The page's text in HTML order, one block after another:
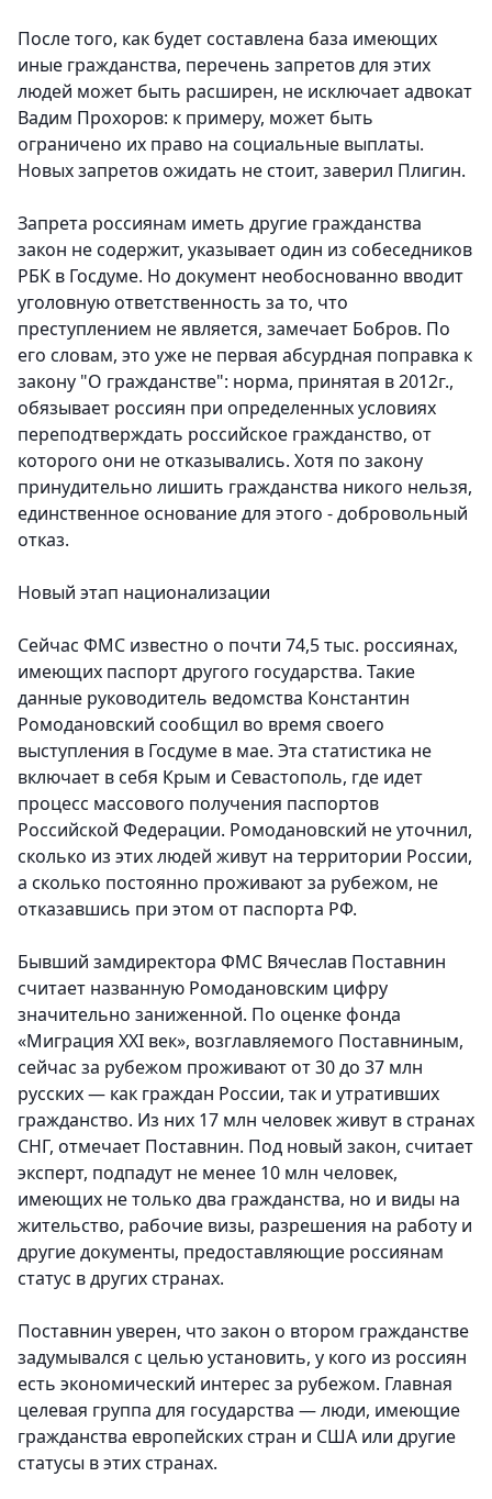
После того, как будет составлена база имеющих
иные гражданства, перечень запретов для этих
людей может быть расширен, не исключает адвокат
Вадим Прохоров: к примеру, может быть
ограничено их право на социальные выплаты.
Новых запретов ожидать не стоит, заверил Плигин.
Запрета россиянам иметь другие гражданства
закон не содержит, указывает один из собеседников
РБК в Госдуме. Но документ необоснованно вводит
уголовную ответственность за то, что
преступлением не является, замечает Бобров. По
его словам, это уже не первая абсурдная поправка к
закону "О гражданстве": норма, принятая в 2012г.,
обязывает россиян при определенных условиях
переподтверждать российское гражданство, от
которого они не отказывались. Хотя по закону
принудительно лишить гражданства никого нельзя,
единственное основание для этого - добровольный
отказ.
Новый этап национализации
Сейчас ФМС известно о почти 74,5 тыс. россиянах,
имеющих паспорт другого государства. Такие
данные руководитель ведомства Константин
Ромодановский сообщил во время своего
выступления в Госдуме в мае. Эта статистика не
включает в себя Крым и Севастополь, где идет
процесс массового получения паспортов
Российской Федерации. Ромодановский не уточнил,
сколько из этих людей живут на территории России,
а сколько постоянно проживают за рубежом, не
отказавшись при этом от паспорта РФ.
Бывший замдиректора ФМС Вячеслав Поставнин
считает названную Ромодановским цифру
значительно заниженной. По оценке фонда
«Миграция XXI век», возглавляемого Поставниным,
сейчас за рубежом проживают от 30 до 37 млн
русских — как граждан России, так и утративших
гражданство. Из них 17 млн человек живут в странах
СНГ, отмечает Поставнин. Под новый закон, считает
эксперт, подпадут не менее 10 млн человек,
имеющих не только два гражданства, но и виды на
жительство, рабочие визы, разрешения на работу и
другие документы, предоставляющие россиянам
статус в других странах.
Поставнин уверен, что закон о втором гражданстве
задумывался с целью установить, у кого из россиян
есть экономический интерес за рубежом. Главная
целевая группа для государства — люди, имеющие
гражданства европейских стран и США или другие
статусы в этих странах.